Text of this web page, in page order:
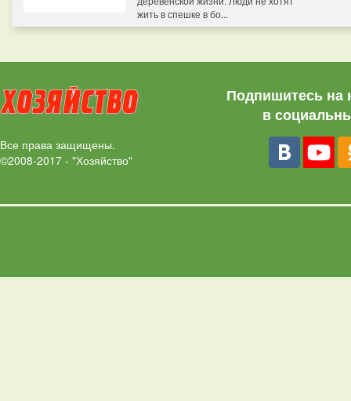
жить в спешке в бо...
Все права защищены.
©2008-2017 - "Хозяйство"
Подпишитесь на
в